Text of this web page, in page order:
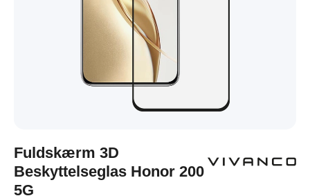
Fuldskærm 3D
Beskyttelseglas Honor 200
5G